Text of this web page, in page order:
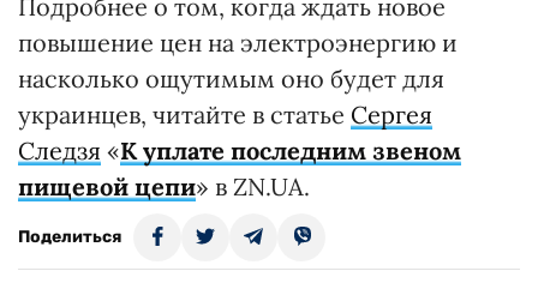
Подробнее о том, когда ждать новое
повышение цен на электроэнергию и
насколько ощутимым оно будет для
украинцев, читайте в статье Сергея
Следзя «К уплате последним звеном
пищевой цепи» в ZN.UA.
Поделиться